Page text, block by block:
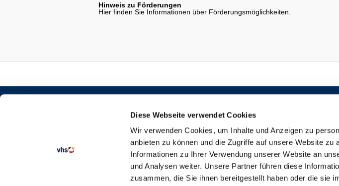
Diese Webseite verwendet Cookies
Wir verwenden Cookies, um Inhalte und Anzeigen zu
anbieten zu können und die Zugriffe auf unsere Website zu
Informationen zu Ihrer Verwendung unserer Website an
und Analysen weiter. Unsere Partner führen diese
zusammen, die Sie ihnen bereitgestellt haben oder die sie
Hinweis zu Förderungen
Hier finden Sie Informationen über Förderungsmöglichkeiten
SEMESTERKALENDER
VERTRAG WIDERRUFEN
VERTRETER-INFORMATIONS-SYSTEM